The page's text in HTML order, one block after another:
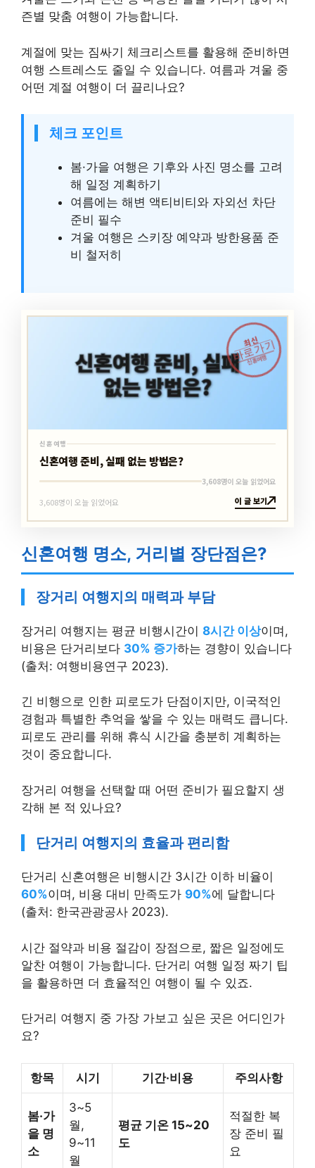
즌별 맞춤 여행이 가능합니다.
계절에 맞는 짐싸기 체크리스트를 활용해 준비하면
여행 스트레스도 줄일 수 있습니다. 여름과 겨울 중
어떤 계절 여행이 더 끌리나요?
체크 포인트
봄·가을 여행은 기후와 사진 명소를 고려
해 일정 계획하기
여름에는 해변 액티비티와 자외선 차단
준비 필수
겨울 여행은 스키장 예약과 방한용품 준
비 철저히
최신
바로가기
신혼여행
신혼여행
신혼여행 준비, 실패 없는 방법은?
3,608명이 오늘 읽었어요
3,608명이 오늘 읽었어요 이 글 보기
신혼여행 명소, 거리별 장단점은?
장거리 여행지의 매력과 부담
장거리 여행지는 평균 비행시간이 8시간 이상이며,
비용은 단거리보다 30% 증가하는 경향이 있습니다
(출처: 여행비용연구 2023).
긴 비행으로 인한 피로도가 단점이지만, 이국적인
경험과 특별한 추억을 쌓을 수 있는 매력도 큽니다.
피로도 관리를 위해 휴식 시간을 충분히 계획하는
것이 중요합니다.
장거리 여행을 선택할 때 어떤 준비가 필요할지 생
각해 본 적 있나요?
단거리 여행지의 효율과 편리함
단거리 신혼여행은 비행시간 3시간 이하 비율이
60%이며, 비용 대비 만족도가 90%에 달합니다
(출처: 한국관광공사 2023).
시간 절약과 비용 절감이 장점으로, 짧은 일정에도
알찬 여행이 가능합니다. 단거리 여행 일정 짜기 팁
을 활용하면 더 효율적인 여행이 될 수 있죠.
단거리 여행지 중 가장 가보고 싶은 곳은 어디인가
요?
항목 시기 기간·비용 주의사항
봄·가
을 명
소
3~5
월,
9~11
월
평균 기온 15~20
도
적절한 복
장 준비 필
요